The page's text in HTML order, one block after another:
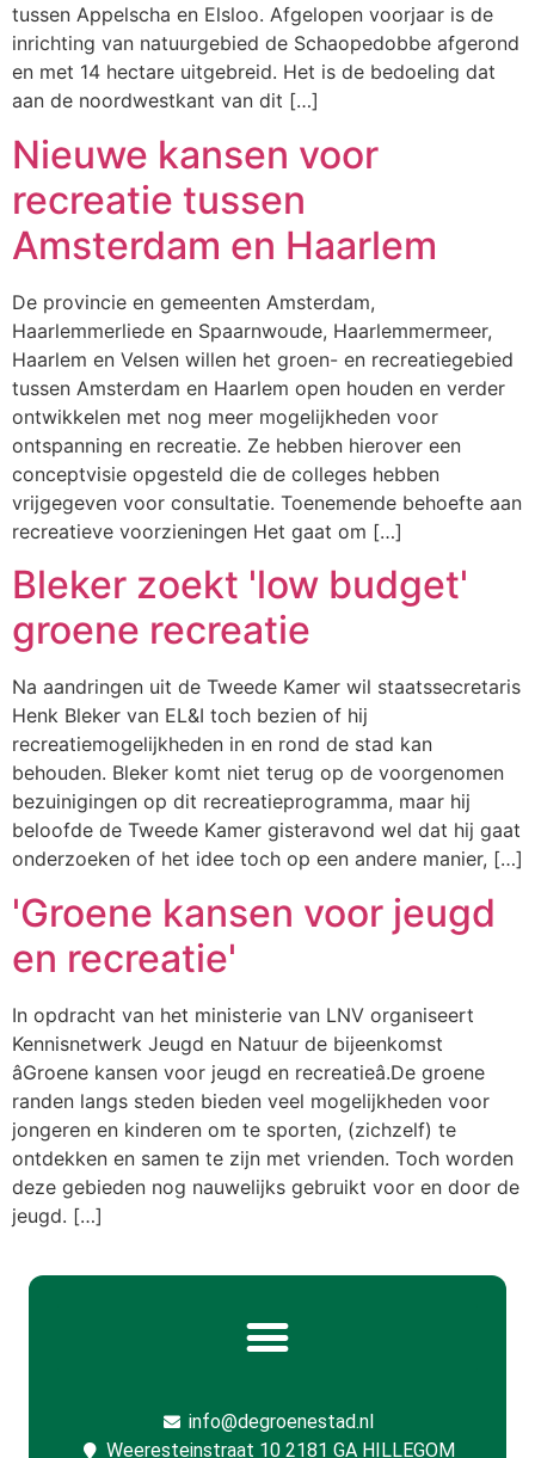
tussen Appelscha en Elsloo. Afgelopen voorjaar is de
inrichting van natuurgebied de Schaopedobbe afgerond
en met 14 hectare uitgebreid. Het is de bedoeling dat
aan de noordwestkant van dit […]
Nieuwe kansen voor
recreatie tussen
Amsterdam en Haarlem
De provincie en gemeenten Amsterdam,
Haarlemmerliede en Spaarnwoude, Haarlemmermeer,
Haarlem en Velsen willen het groen- en recreatiegebied
tussen Amsterdam en Haarlem open houden en verder
ontwikkelen met nog meer mogelijkheden voor
ontspanning en recreatie. Ze hebben hierover een
conceptvisie opgesteld die de colleges hebben
vrijgegeven voor consultatie. Toenemende behoefte aan
recreatieve voorzieningen Het gaat om […]
Bleker zoekt 'low budget'
groene recreatie
Na aandringen uit de Tweede Kamer wil staatssecretaris
Henk Bleker van EL&I toch bezien of hij
recreatiemogelijkheden in en rond de stad kan
behouden. Bleker komt niet terug op de voorgenomen
bezuinigingen op dit recreatieprogramma, maar hij
beloofde de Tweede Kamer gisteravond wel dat hij gaat
onderzoeken of het idee toch op een andere manier, […]
'Groene kansen voor jeugd
en recreatie'
In opdracht van het ministerie van LNV organiseert
Kennisnetwerk Jeugd en Natuur de bijeenkomst
âGroene kansen voor jeugd en recreatieâ.De groene
randen langs steden bieden veel mogelijkheden voor
jongeren en kinderen om te sporten, (zichzelf) te
ontdekken en samen te zijn met vrienden. Toch worden
deze gebieden nog nauwelijks gebruikt voor en door de
jeugd. […]
info@degroenestad.nl
Weeresteinstraat 10 2181 GA HILLEGOM